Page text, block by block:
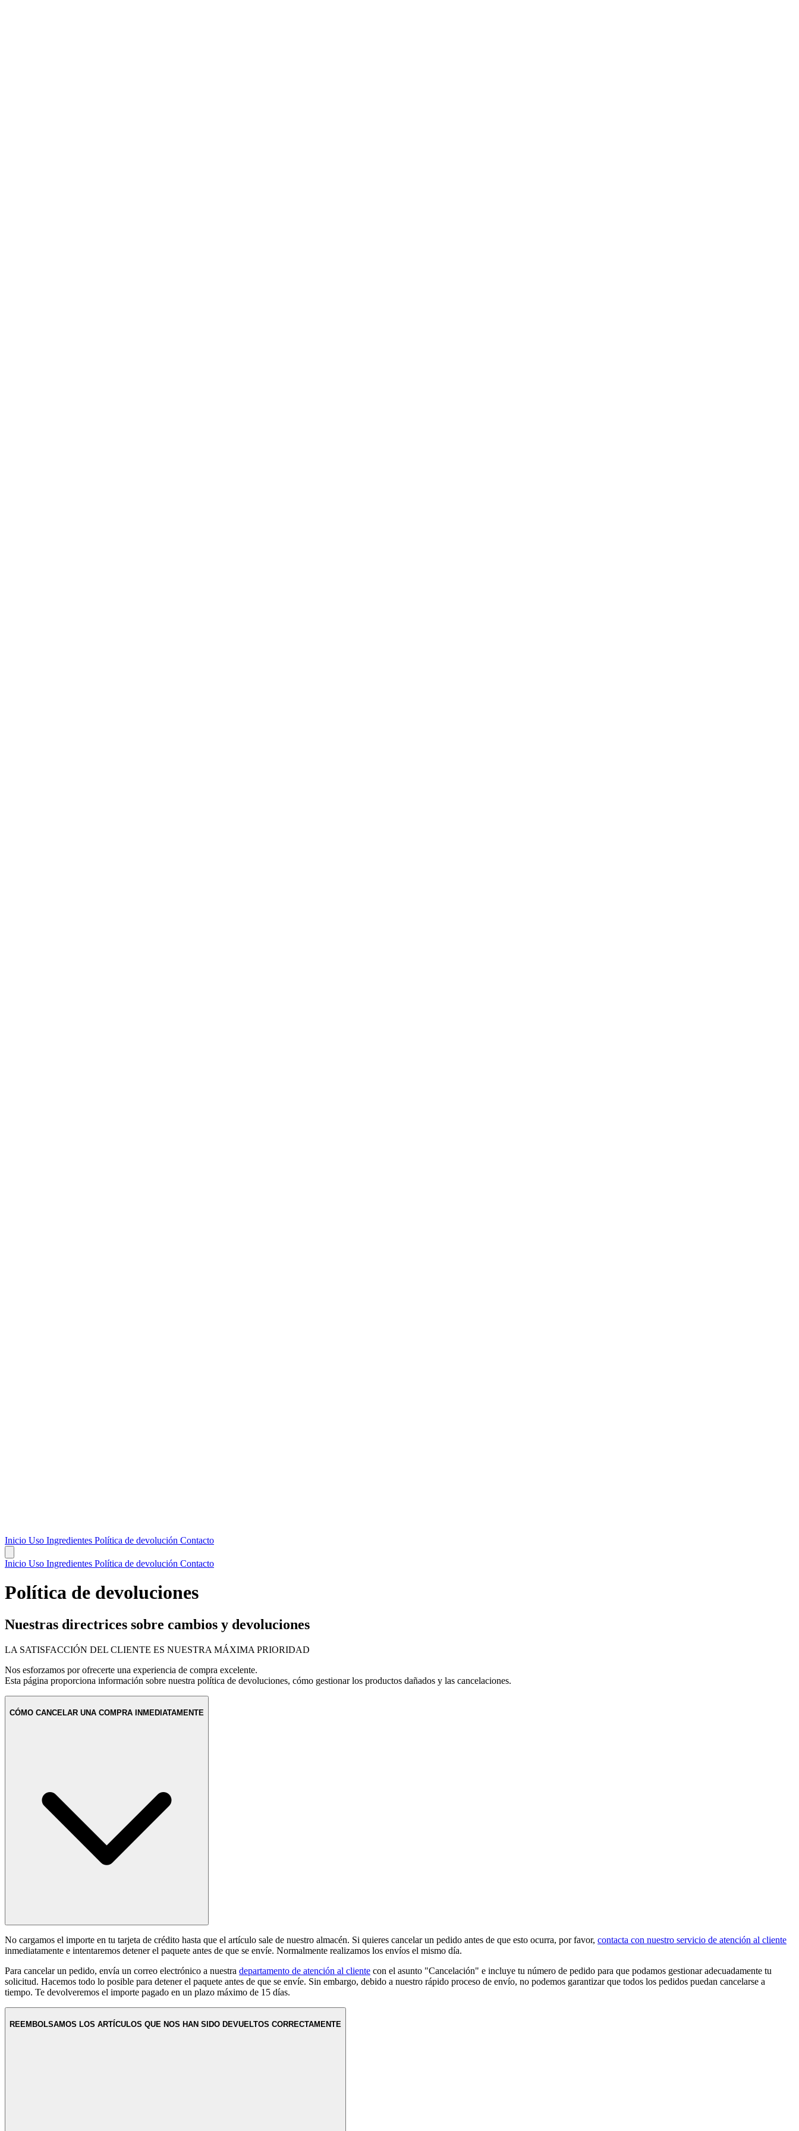
Inicio Uso Ingredientes Política de devolución Contacto
Inicio Uso Ingredientes Política de devolución Contacto
Política de devoluciones
Nuestras directrices sobre cambios y devoluciones
LA SATISFACCIÓN DEL CLIENTE ES NUESTRA MÁXIMA PRIORIDAD
Nos esforzamos por ofrecerte una experiencia de compra excelente.
Esta página proporciona información sobre nuestra política de devoluciones, cómo gestionar los productos dañados y las cancelaciones.
CÓMO CANCELAR UNA COMPRA INMEDIATAMENTE
No cargamos el importe en tu tarjeta de crédito hasta que el artículo sale de nuestro almacén. Si quieres cancelar un pedido antes de que esto ocurra, por favor, contacta con nuestro servicio de atención al cliente
inmediatamente e intentaremos detener el paquete antes de que se envíe. Normalmente realizamos los envíos el mismo día.
Para cancelar un pedido, envía un correo electrónico a nuestra departamento de atención al cliente con el asunto "Cancelación" e incluye tu número de pedido para que podamos gestionar adecuadamente tu
solicitud. Hacemos todo lo posible para detener el paquete antes de que se envíe. Sin embargo, debido a nuestro rápido proceso de envío, no podemos garantizar que todos los pedidos puedan cancelarse a
tiempo. Te devolveremos el importe pagado en un plazo máximo de 15 días.
REEMBOLSAMOS LOS ARTÍCULOS QUE NOS HAN SIDO DEVUELTOS CORRECTAMENTE